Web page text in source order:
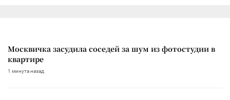
Москвичка засудила соседей за шум из фотостудии в
квартире
1 минута назад